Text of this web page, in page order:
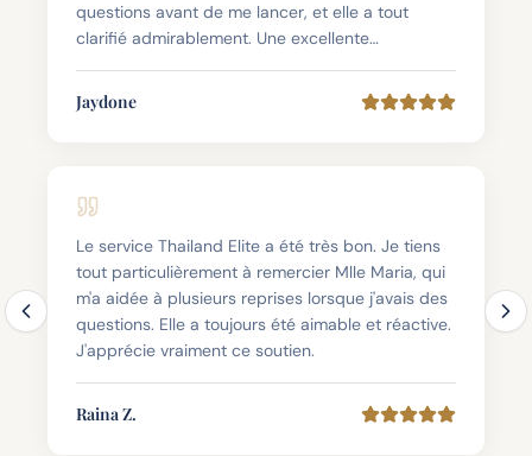
questions. Elle a toujours été aimable et réactive.
J'apprécie vraiment ce soutien.
Raina Z.
J'ai eu une très bonne expérience avec cette
entreprise. La communication était toujours
claire, professionnelle et conviviale. Chaque
étape a été gérée avec une grande attention aux
détails et toutes mes questions ont reçu des
excellent, une approche personnalisée — je la
recommande vivement.
Alex I.